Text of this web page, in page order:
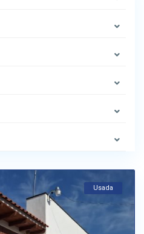
Usada